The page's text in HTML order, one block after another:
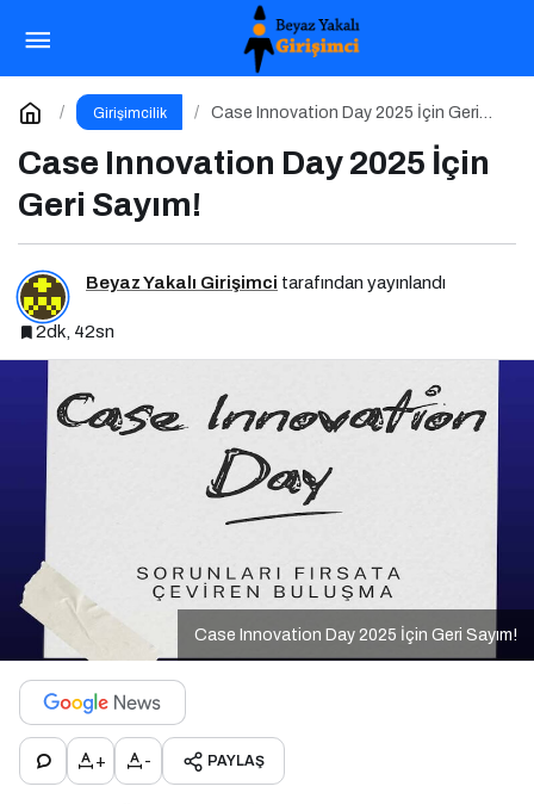
Girişimcilik
Case Innovation Day 2025 İçin Geri
Case Innovation Day 2025 İçin
Geri Sayım!
Beyaz Yakalı Girişimci tarafından yayınlandı
2dk, 42sn
Case Innovation Day 2025 İçin Geri Sayım!
+ - PAYLAŞ
Değer Önerisi (UVP) Nedir? Özellikten Faydaya
GeçişYorum Yap